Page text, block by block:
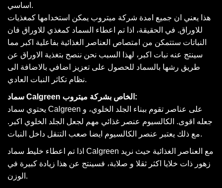
اساسي.
هذا يعني ان جميع امدة شركة ميتروب يمكن استخدامها كمغذيات
للاوراق. في الحقيقة، اذا تم اعطاء السماد كمغذي للاوراق فان
النباتات ستتمكن من امتصاص العناصر الغذائية بفاعلية اكبر مما
سينتج عنه نبات اكبر، لهذا السبب نحن ننصح بتغذية الاوراق عن
طريق رشها بالسماد للحصول على تعزيز اضافي بالاضافة الى
نظام تكاثر النبات العادي.
سماد Calgreen الخاص بشركة ميتروب:
يحتوي سماد Calgreen على عناصر تقوم ببناء الجلد الخلوي، و
جعله اقوى. الكالسيوم عنصر غذائي مهم لجعل الجلد الخلوي اكبر.
مع ذلك يعتبر عنصر الكالسيوم ايضا صعب التنقل داخل النبات.
اذا تم اعطاء خليط سماد Calgreen مع العناصر الغذائية حيث نريد
زهور ذات خلايا اكثر ثقلا و صلابة، فسينتج عن هذا زيادة كبيرة في
الوزن.